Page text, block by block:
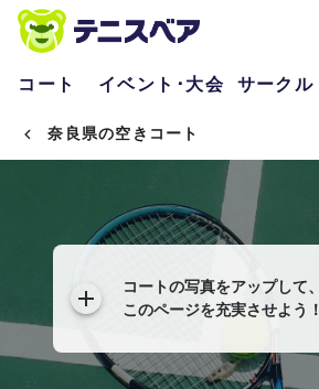
コート イベント･大会 サークル
奈良県の空きコート
コートの写真をアップして、
このページを充実させよう！